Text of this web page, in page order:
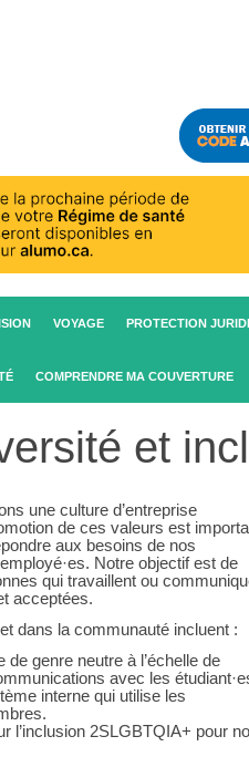
VOYAGE PROTECTION
COMPRENDRE MA COUVERTURE
et
une culture d’entreprise
de ces valeurs est
aux besoins de nos
Notre objectif est de
qui travaillent ou
acceptées.
dans la communauté incluent :
de genre neutre à l’échelle de
avec les
interne qui utilise les
l’inclusion 2SLGBTQIA+ pour